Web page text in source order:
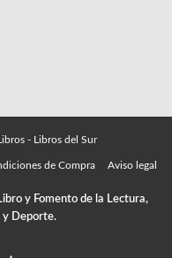
- Libros del Sur
de Compra Aviso legal
y Fomento de la Lectura,
y Deporte.